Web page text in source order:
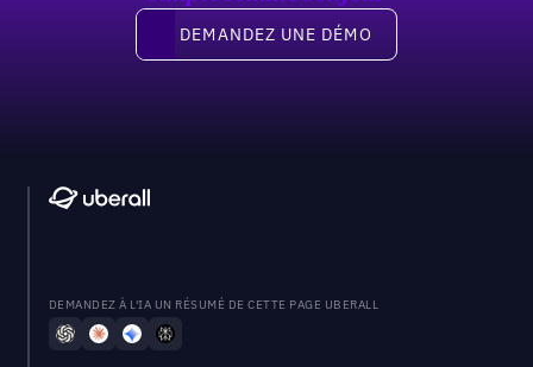
Demandez une démo
DEMANDEZ UNE DÉMO
DEMANDEZ À L'IA UN RÉSUMÉ DE CETTE PAGE UBERALL